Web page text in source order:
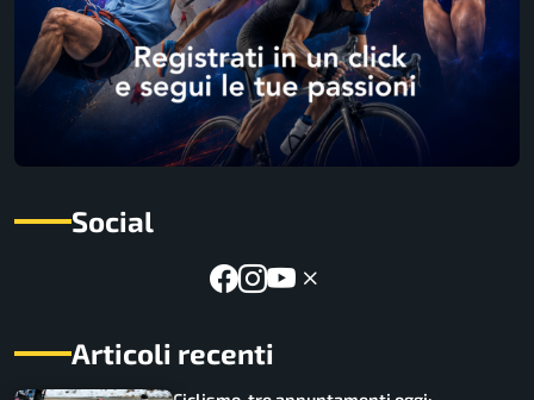
Social
Articoli recenti